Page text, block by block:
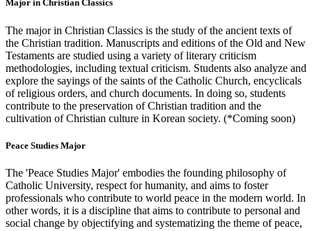
Major in Christian Classics
The major in Christian Classics is the study of the ancient texts of
the Christian tradition. Manuscripts and editions of the Old and New
Testaments are studied using a variety of literary criticism
methodologies, including textual criticism. Students also analyze and
explore the sayings of the saints of the Catholic Church, encyclicals
of religious orders, and church documents. In doing so, students
contribute to the preservation of Christian tradition and the
cultivation of Christian culture in Korean society. (*Coming soon)
Peace Studies Major
The 'Peace Studies Major' embodies the founding philosophy of
Catholic University, respect for humanity, and aims to foster
professionals who contribute to world peace in the modern world. In
other words, it is a discipline that aims to contribute to personal and
social change by objectifying and systematizing the theme of peace,